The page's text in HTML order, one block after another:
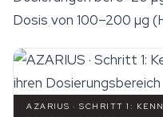
Dosis von 100–200 µg
AZARIUS · SCHRITT 1: